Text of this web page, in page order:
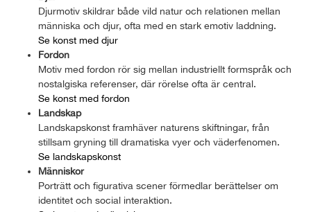
Djurmotiv skildrar både vild natur och relationen mellan
människa och djur, ofta med en stark emotiv laddning.
Se konst med djur
Fordon
Motiv med fordon rör sig mellan industriellt formspråk och
nostalgiska referenser, där rörelse ofta är central.
Se konst med fordon
Landskap
Landskapskonst framhäver naturens skiftningar, från
stillsam gryning till dramatiska vyer och väderfenomen.
Se landskapskonst
Människor
Porträtt och figurativa scener förmedlar berättelser om
identitet och social interaktion.